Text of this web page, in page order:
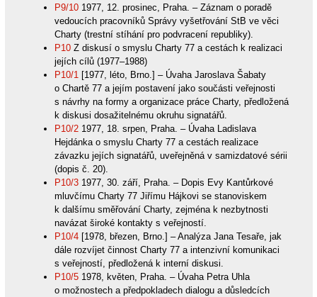
P9/101977, 12. prosinec, Praha. – Záznam o poradě
vedoucích pracovníků Správy vyšetřování StB ve věci
Charty (trestní stíhání pro podvracení republiky).
P10Z diskusí o smyslu Charty 77 a cestách k realizaci
jejích cílů (1977–1988)
P10/1 [1977, léto, Brno.] – Úvaha Jaroslava Šabaty
o Chartě 77 a jejím postavení jako součásti veřejnosti
s návrhy na formy a organizace práce Charty, předložená
k diskusi dosažitelnému okruhu signatářů.
P10/21977, 18. srpen, Praha. – Úvaha Ladislava
Hejdánka o smyslu Charty 77 a cestách realizace
závazku jejích signatářů, uveřejněná v samizdatové sérii
(dopis č. 20).
P10/31977, 30. září, Praha. – Dopis Evy Kantůrkové
mluvčímu Charty 77 Jiřímu Hájkovi se stanoviskem
k dalšímu směřování Charty, zejména k nezbytnosti
navázat široké kontakty s veřejností.
P10/4[1978, březen, Brno.] – Analýza Jana Tesaře, jak
dále rozvíjet činnost Charty 77 a intenzivní komunikaci
s veřejností, předložená k interní diskusi.
P10/51978, květen, Praha. – Úvaha Petra Uhla
o možnostech a předpokladech dialogu a důsledcích